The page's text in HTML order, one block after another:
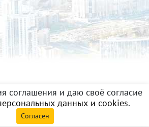
соглашения и даю своё согласие
данных и cookies.
Согласен